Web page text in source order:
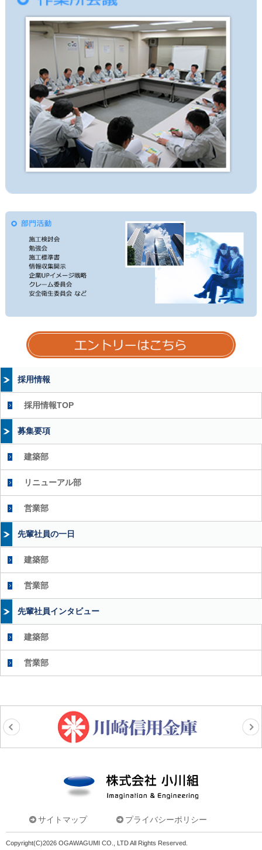
採用情報
採用情報TOP
募集要項
建築部
リニューアル部
営業部
先輩社員の一日
建築部
営業部
先輩社員インタビュー
建築部
営業部
サイトマップ プライバシーポリシー
Copyright(C)2026 OGAWAGUMI CO., LTD All Rights Reserved.